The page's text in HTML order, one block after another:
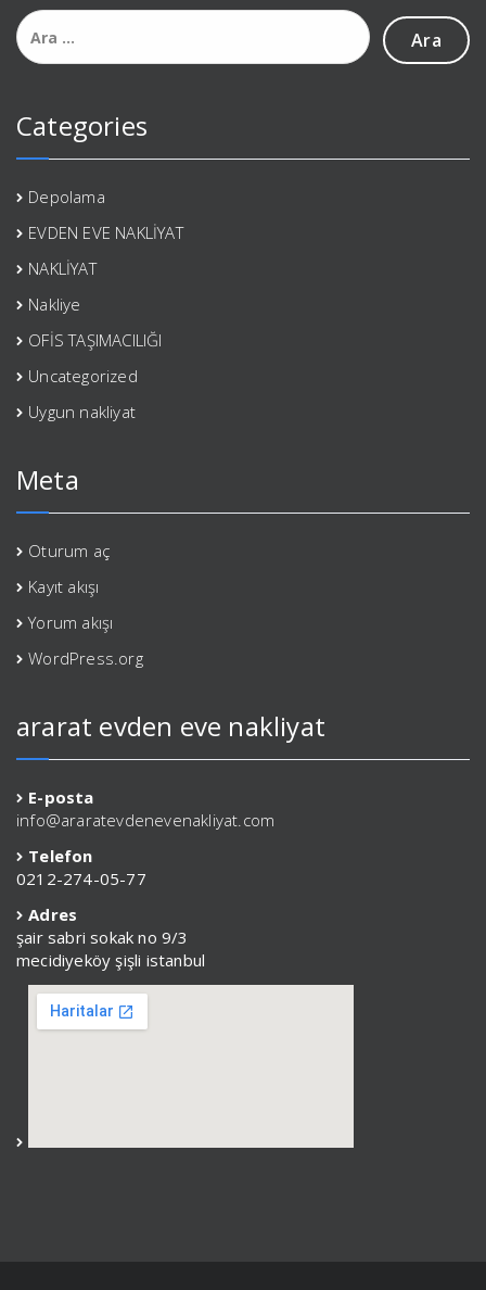
Arama:
Categories
Depolama
EVDEN EVE NAKLİYAT
NAKLİYAT
Nakliye
OFİS TAŞIMACILIĞI
Uncategorized
Uygun nakliyat
Meta
Oturum aç
Kayıt akışı
Yorum akışı
WordPress.org
ararat evden eve nakliyat
E-posta
info@araratevdenevenakliyat.com
Telefon
0212-274-05-77
Adres
şair sabri sokak no 9/3
mecidiyeköy şişli istanbul